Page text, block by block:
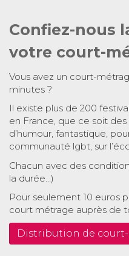
Confiez-nous
votre court-
Vous avez un court-
minutes ?
Il existe plus de 200
en France, que ce soit
d’humour, fantastique,
communauté lgbt, sur
Chacun avec des
la durée…)
Pour seulement 10 euros
court métrage auprès de
Distribution de